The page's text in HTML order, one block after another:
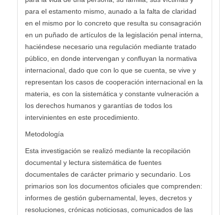
para el estamento mismo, aunado a la falta de claridad
en el mismo por lo concreto que resulta su consagración
en un puñado de artículos de la legislación penal interna,
haciéndese necesario una regulación mediante tratado
público, en donde intervengan y confluyan la normativa
internacional, dado que con lo que se cuenta, se vive y
representan los casos de cooperación internacional en la
materia, es con la sistemática y constante vulneración a
los derechos humanos y garantías de todos los
intervinientes en este procedimiento.
Metodología
Esta investigación se realizó mediante la recopilación
documental y lectura sistemática de fuentes
documentales de carácter primario y secundario. Los
primarios son los documentos oficiales que comprenden:
informes de gestión gubernamental, leyes, decretos y
resoluciones, crónicas noticiosas, comunicados de las